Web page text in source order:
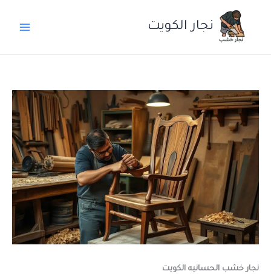
المحتوى
نجار الكويت
نجار خشب الحسانيه الكويت